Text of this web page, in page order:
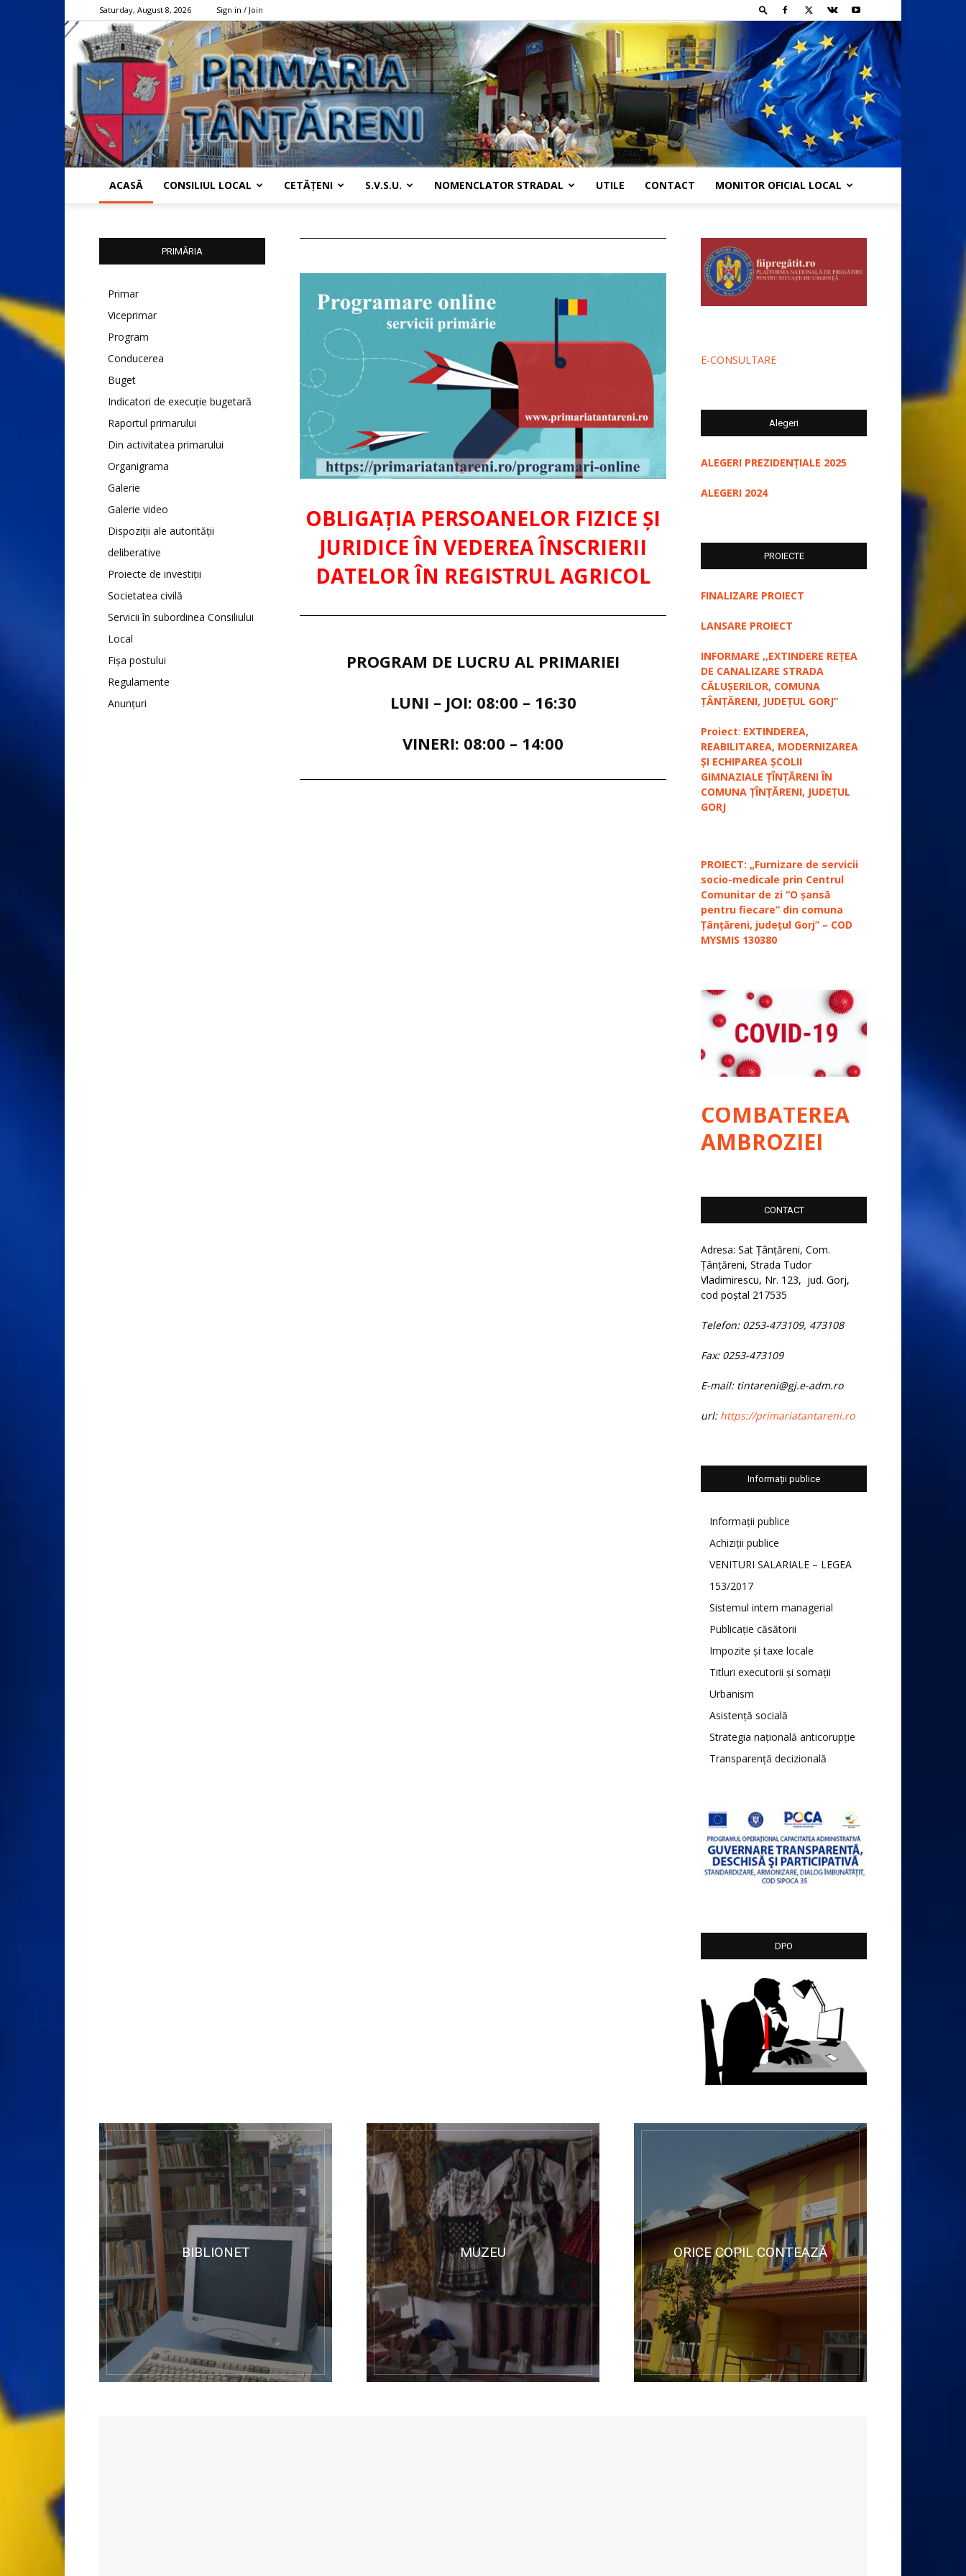
Saturday, August 8, 2026 Sign in / Join
Țânțăreni
ACASĂ CONSILIUL LOCAL CETĂȚENI S.V.S.U. NOMENCLATOR STRADAL UTILE CONTACT MONITOR OFICIAL LOCAL
PRIMĂRIA
Primar
Viceprimar
Program
Conducerea
Buget
Indicatori de execuție bugetară
Raportul primarului
Din activitatea primarului
Organigrama
Galerie
Galerie video
Dispoziții ale autorității
deliberative
Proiecte de investiții
Societatea civilă
Servicii în subordinea Consiliului
Local
Fișa postului
Regulamente
Anunțuri
OBLIGAȚIA PERSOANELOR FIZICE ȘI
JURIDICE ÎN VEDEREA ÎNSCRIERII
DATELOR ÎN REGISTRUL AGRICOL
PROGRAM DE LUCRU AL PRIMARIEI
LUNI – JOI: 08:00 – 16:30
VINERI: 08:00 – 14:00
E-CONSULTARE
Alegeri
ALEGERI PREZIDENȚIALE 2025
ALEGERI 2024
PROIECTE
FINALIZARE PROIECT
LANSARE PROIECT
INFORMARE ,,EXTINDERE REȚEA
DE CANALIZARE STRADA
CĂLUȘERILOR, COMUNA
ȚÂNȚĂRENI, JUDEȚUL GORJ”
Proiect: EXTINDEREA,
REABILITAREA, MODERNIZAREA
ȘI ECHIPAREA ȘCOLII
GIMNAZIALE ȚÎNȚĂRENI ÎN
COMUNA ȚÎNȚĂRENI, JUDEȚUL
GORJ
PROIECT: „Furnizare de servicii
socio-medicale prin Centrul
Comunitar de zi “O șansă
pentru fiecare” din comuna
Țânțăreni, județul Gorj” – COD
MYSMIS 130380
COMBATEREA
AMBROZIEI
CONTACT
Adresa: Sat Țânțăreni, Com.
Țânțăreni, Strada Tudor
Vladimirescu, Nr. 123, jud. Gorj,
cod poștal 217535
Telefon: 0253-473109, 473108
Fax: 0253-473109
E-mail: tintareni@gj.e-adm.ro
url: https://primariatantareni.ro
Informații publice
Informații publice
Achiziții publice
VENITURI SALARIALE – LEGEA
153/2017
Sistemul intern managerial
Publicație căsătorii
Impozite și taxe locale
Titluri executorii și somații
Urbanism
Asistență socială
Strategia națională anticorupție
Transparență decizională
DPO
BIBLIONET MUZEU ORICE COPIL CONTEAZĂ